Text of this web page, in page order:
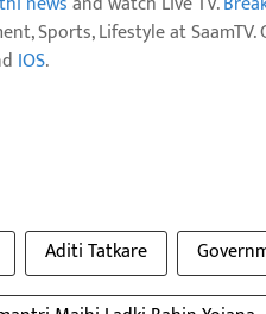
Sports, Lifestyle at SaamTV.
IOS.
Aditi Tatkare